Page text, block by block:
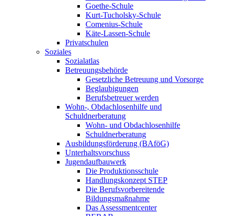
Goethe-Schule
Kurt-Tucholsky-Schule
Comenius-Schule
Käte-Lassen-Schule
Privatschulen
Soziales
Sozialatlas
Betreuungsbehörde
Gesetzliche Betreuung und Vorsorge
Beglaubigungen
Berufsbetreuer werden
Wohn-, Obdachlosenhilfe und
Schuldnerberatung
Wohn- und Obdachlosenhilfe
Schuldnerberatung
Ausbildungsförderung (BAföG)
Unterhaltsvorschuss
Jugendaufbauwerk
Die Produktionsschule
Handlungskonzept STEP
Die Berufsvorbereitende
Bildungsmaßnahme
Das Assessmentcenter